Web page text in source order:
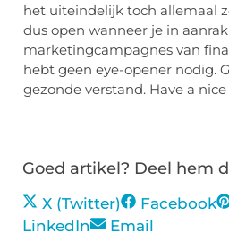
het uiteindelijk toch allemaal
dus open wanneer je in
marketingcampagnes van
hebt geen eye-opener nodig.
gezonde verstand. Have a nice
Goed artikel? Deel hem
X (Twitter) Facebook
LinkedIn
Email